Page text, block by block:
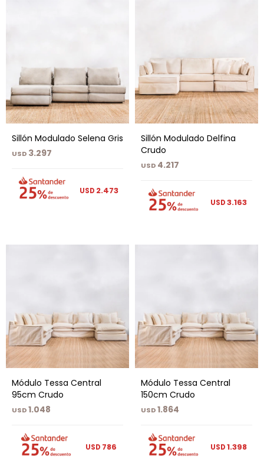
Sillón Modulado Selena Gris
USD 3.297
USD 2.473
Sillón Modulado Delfina
Crudo
USD 4.217
USD3.163
Módulo Tessa Central
95cm Crudo
USD1.048
USD 786
Módulo Tessa Central
150cm Crudo
USD1.864
USD1.398